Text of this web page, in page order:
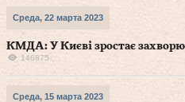
Среда, 22 марта 2023
КМДА: У Києві зростає
146875
Среда, 15 марта 2023